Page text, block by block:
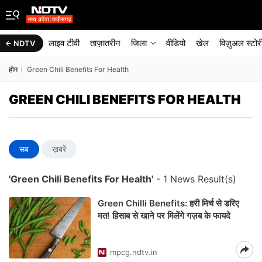
NDTV लाइव टीवी ताज़ातरीन जिला वीडियो खेल विज़ुअल
होम Green Chili Benefits For Health
GREEN CHILI BENEFITS FOR HEALTH
सब ख़बरें
'Green Chili Benefits For Health' - 1 News Result(s)
Green Chilli Benefits: हरी मिर्च से डरिए
मत! हिसाब से खाने पर मिलेंगे गज़ब के फायदे
mpcg.ndtv.in